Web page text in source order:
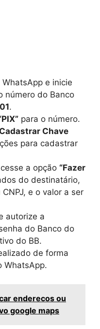
e inicie
número do Banco
.
para o número.
Chave
para cadastrar
a opção “Fazer
do destinatário,
e o valor a ser
autorize a
do Banco do
do BB.
de forma
WhatsApp.
enderecos ou
google maps